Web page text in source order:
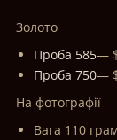
Золото
Проба 585—
Проба 750—
На фотографії
Вага 110 грам